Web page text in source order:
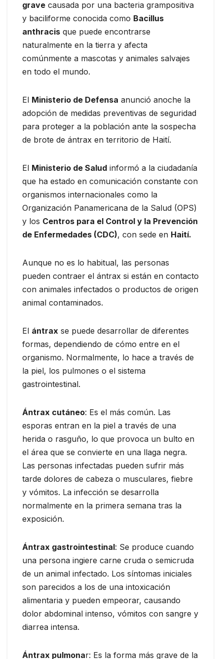
grave causada por una bacteria grampositiva
y baciliforme conocida como Bacillus
anthracis que puede encontrarse
naturalmente en la tierra y afecta
comúnmente a mascotas y animales salvajes
en todo el mundo.
El Ministerio de Defensa anunció anoche la
adopción de medidas preventivas de seguridad
para proteger a la población ante la sospecha
de brote de ántrax en territorio de Haití.
El Ministerio de Salud informó a la ciudadanía
que ha estado en comunicación constante con
organismos internacionales como la
Organización Panamericana de la Salud (OPS)
y los Centros para el Control y la Prevención
de Enfermedades (CDC), con sede en Haití.
Aunque no es lo habitual, las personas
pueden contraer el ántrax si están en contacto
con animales infectados o productos de origen
animal contaminados.
El ántrax se puede desarrollar de diferentes
formas, dependiendo de cómo entre en el
organismo. Normalmente, lo hace a través de
la piel, los pulmones o el sistema
gastrointestinal.
Ántrax cutáneo: Es el más común. Las
esporas entran en la piel a través de una
herida o rasguño, lo que provoca un bulto en
el área que se convierte en una llaga negra.
Las personas infectadas pueden sufrir más
tarde dolores de cabeza o musculares, fiebre
y vómitos. La infección se desarrolla
normalmente en la primera semana tras la
exposición.
Ántrax gastrointestinal: Se produce cuando
una persona ingiere carne cruda o semicruda
de un animal infectado. Los síntomas iniciales
son parecidos a los de una intoxicación
alimentaria y pueden empeorar, causando
dolor abdominal intenso, vómitos con sangre y
diarrea intensa.
Ántrax pulmonar: Es la forma más grave de la